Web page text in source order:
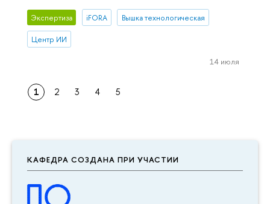
КАФЕДРА СОЗДАНА ПРИ УЧАСТИИ
Экспертиза iFORA Вышка технологическая
Центр ИИ
14 июля
1 2 3 4 5